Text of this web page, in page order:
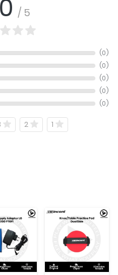
/ 5
(0)
(0)
(0)
(0)
(0)
2 1